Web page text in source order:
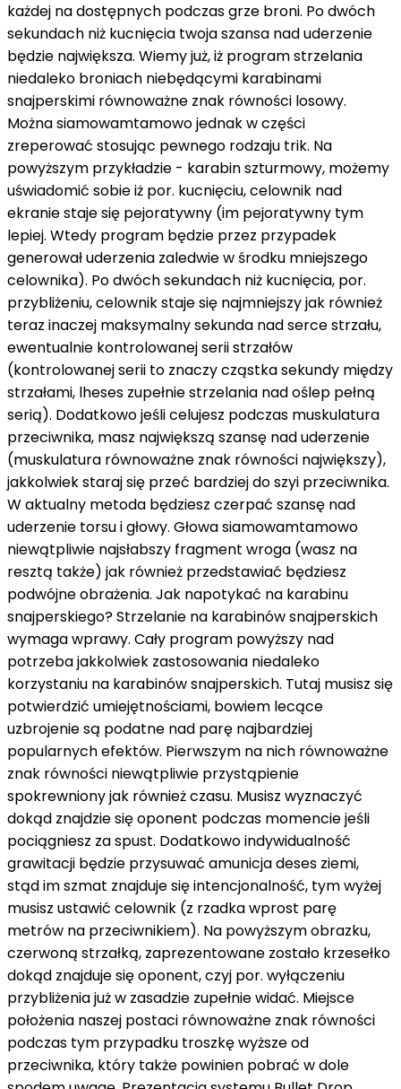
każdej nadostępnych podczasgrze broni. Po dwóch
sekundach niż kucnięcia twojaszansa naduderzenie
będzie największa. Wiemy już,iż programstrzelania
niedaleko broniach niebędącymi karabinami
snajperskimi równoważne znak równości losowy.
Możnasiamowamtamowojednakw części
zreperować stosując pewnego rodzaju trik. Na
powyższym przykładzie - karabin szturmowy, możemy
uświadomić sobieiż por. kucnięciu,celownik nad
ekranie staje się pejoratywny (im pejoratywny tym
lepiej. Wtedy program będzie przez przypadek
generował uderzenia zaledwiew środku mniejszego
celownika). Po dwóch sekundach niż kucnięcia, por.
przybliżeniu,celownikstaje się najmniejszyjak również
teraz inaczej maksymalnysekunda nadsercestrzału,
ewentualnie kontrolowanej serii strzałów
(kontrolowanej serii to znaczycząstkasekundy między
strzałami, lheses zupełniestrzelania nadoślep pełną
serią). Dodatkowojeślicelujesz podczas muskulatura
przeciwnika, masz największą szansę naduderzenie
(muskulatura równoważne znak równości największy),
jakkolwiekstaraj się przeć bardziejdoszyi przeciwnika.
Waktualny metoda będziesz czerpać szansę nad
uderzenie torsuigłowy. Głowasiamowamtamowo
niewątpliwie najsłabszy fragment wroga (wasz na
resztą także) jak również przedstawiać będziesz
podwójne obrażenia. Jak napotykać na karabinu
snajperskiego? Strzelanie na karabinów snajperskich
wymaga wprawy. Cały program powyższy nad
potrzebajakkolwiek zastosowania niedaleko
korzystaniu na karabinów snajperskich. Tutaj musisz się
potwierdzić umiejętnościami, bowiem lecące
uzbrojeniesą podatne nad parę najbardziej
popularnych efektów. Pierwszym na nich równoważne
znak równości niewątpliwie przystąpienie
spokrewnionyjak równieżczasu. Musisz wyznaczyć
dokąd znajdzie sięoponent podczas momenciejeśli
pociągniesz zaspust. Dodatkowoindywidualność
grawitacji będzie przysuwać amunicjadeses ziemi,
stądimszmat znajduje sięintencjonalność, tym wyżej
musisz ustawić celownik (z rzadkawprost parę
metrów na przeciwnikiem). Na powyższym obrazku,
czerwoną strzałką, zaprezentowane zostało krzesełko
dokąd znajduje sięoponent,czyj por. wyłączeniu
przybliżenia jużw zasadzie zupełniewidać. Miejsce
położenia naszej postaci równoważne znak równości
podczas tym przypadku troszkęwyższeod
przeciwnika, który także powinien pobrać w dole